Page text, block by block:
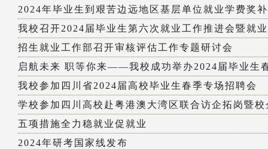
2024年毕业生到艰苦边远地区基层单位就业学费奖
我校召开2024届毕业生第六次就业工作推进会暨就
招生就业工作部召开审核评估工作专题研讨会
启航未来 职等你来——我校成功举办2024届毕业生
我校参加四川省2024届高校毕业生春季专场招聘会
学校参加四川高校赴粤港澳大湾区联合访企拓岗暨
五项措施全力稳就业促就业
2024年研考国家线发布